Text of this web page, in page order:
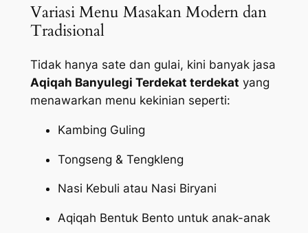
Variasi Menu Masakan Modern dan
Tradisional
Tidak hanya sate dan gulai, kini banyak jasa
Aqiqah Banyulegi Terdekat terdekat yang
menawarkan menu kekinian seperti:
Kambing Guling
Tongseng & Tengkleng
Nasi Kebuli atau Nasi Biryani
Aqiqah Bentuk Bento untuk anak-anak